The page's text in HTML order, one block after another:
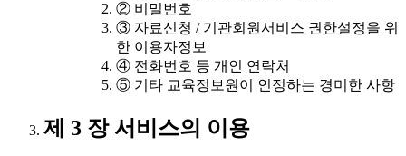
② 비밀번호
③ 자료신청 / 기관회원서비스 권한설정을 위
한 이용자정보
④ 전화번호 등 개인 연락처
⑤ 기타 교육정보원이 인정하는 경미한 사항
제 3 장 서비스의 이용